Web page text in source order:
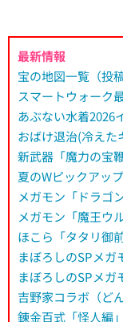
最新情報
宝の地図一覧（投
スマートウォーク
あぶない水着2026
おばけ退治(冷えた
新武器「魔力の宝鞭
夏のWピックアッ
メガモン「ドラゴ
メガモン「魔王ウ
ほこら「タタリ御
まぼろしのSPメガ
まぼろしのSPメガ
吉野家コラボ（ど
錬金百式「怪人編